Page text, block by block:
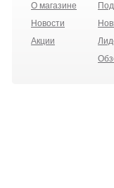
О магазине
Новости
Акции